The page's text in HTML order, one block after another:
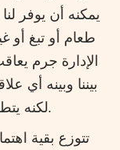
يمكنه أن يوفر
طعام أو تبغ أو
الإدارة جرم
بيننا وبينه أي
لكنه يتطوع للوشاية بك طمعا في ما عند الإدارة.
تتوزع بقية